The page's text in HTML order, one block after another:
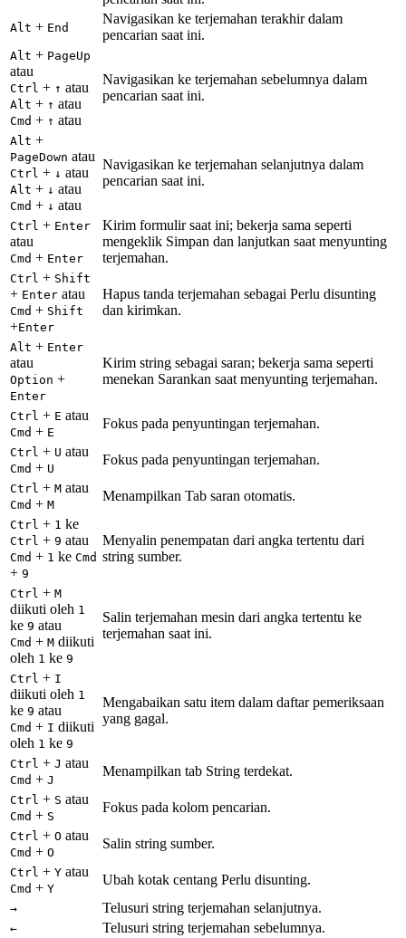
Alt + End
Navigasikan ke terjemahan terakhir dalam
pencarian saat ini.
Alt + PageUp
atau
Ctrl + ↑ atau
Alt + ↑ atau
Cmd + ↑ atau
Navigasikan ke terjemahan sebelumnya dalam
pencarian saat ini.
Alt +
PageDown atau
Ctrl + ↓ atau
Alt + ↓ atau
Cmd + ↓ atau
Navigasikan ke terjemahan selanjutnya dalam
pencarian saat ini.
Ctrl + Enter
atau
Cmd + Enter
Kirim formulir saat ini; bekerja sama seperti
mengeklik Simpan dan lanjutkan saat menyunting
terjemahan.
Ctrl + Shift
+ Enter atau
Cmd + Shift
+Enter
Hapus tanda terjemahan sebagai Perlu disunting
dan kirimkan.
Alt + Enter
atau
Option +
Enter
Kirim string sebagai saran; bekerja sama seperti
menekan Sarankan saat menyunting terjemahan.
Ctrl + E atau
Cmd + E
Fokus pada penyuntingan terjemahan.
Ctrl + U atau
Cmd + U
Fokus pada penyuntingan terjemahan.
Ctrl + M atau
Cmd + M
Menampilkan Tab saran otomatis.
Ctrl + 1 ke
Ctrl + 9 atau
Cmd + 1 ke Cmd
+ 9
Menyalin penempatan dari angka tertentu dari
string sumber.
Ctrl + M
diikuti oleh 1
ke 9 atau
Cmd + M diikuti
oleh 1 ke 9
Salin terjemahan mesin dari angka tertentu ke
terjemahan saat ini.
Ctrl + I
diikuti oleh 1
ke 9 atau
Cmd + I diikuti
oleh 1 ke 9
Mengabaikan satu item dalam daftar pemeriksaan
yang gagal.
Ctrl + J atau
Cmd + J
Menampilkan tab String terdekat.
Ctrl + S atau
Cmd + S
Fokus pada kolom pencarian.
Ctrl + O atau
Cmd + O
Salin string sumber.
Ctrl + Y atau
Cmd + Y
Ubah kotak centang Perlu disunting.
→ Telusuri string terjemahan selanjutnya.
← Telusuri string terjemahan sebelumnya.